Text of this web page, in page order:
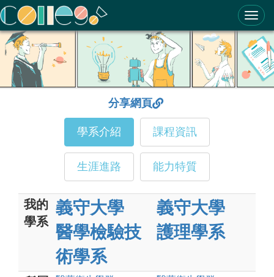
ColleGo! 大學選才與高中育才輔助系統
分享網頁
學系介紹 課程資訊
生涯進路 能力特質
我的
學系
義守大學
醫學檢驗技
術學系
義守大學
護理學系